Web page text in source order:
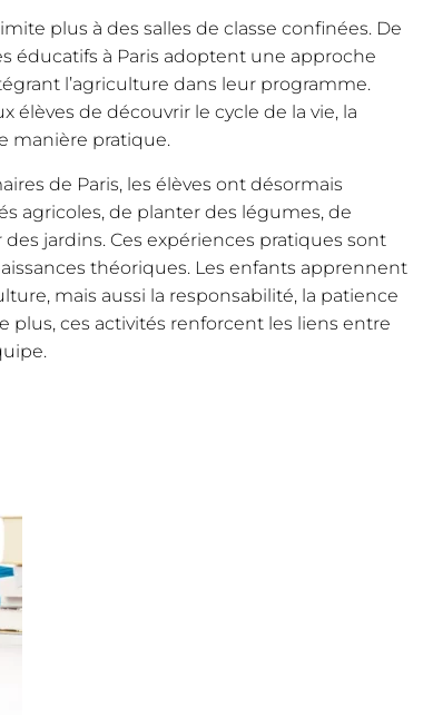
plus à des salles de classe confinées. De
éducatifs à Paris adoptent une approche
l’agriculture dans leur programme.
de découvrir le cycle de la vie, la
manière pratique.
de Paris, les élèves ont désormais
agricoles, de planter des légumes, de
des jardins. Ces expériences pratiques sont
théoriques. Les enfants apprennent
mais aussi la responsabilité, la patience
plus, ces activités renforcent les liens entre